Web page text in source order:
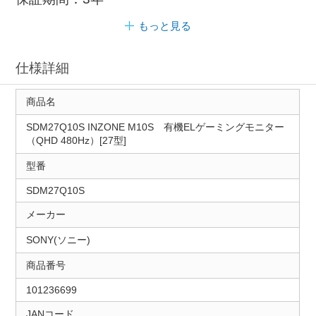
もっと見る
仕様詳細
商品名
SDM27Q10S INZONE M10S 有機ELゲーミングモニター
（QHD 480Hz）[27型]
型番
SDM27Q10S
メーカー
SONY(ソニー)
商品番号
101236699